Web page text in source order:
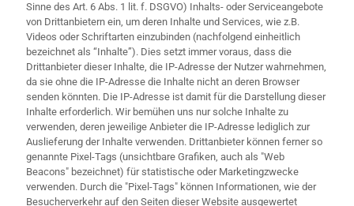
Sinne des Art. 6 Abs. 1 lit. f. DSGVO) Inhalts- oder Serviceangebote
von Drittanbietern ein, um deren Inhalte und Services, wie z.B.
Videos oder Schriftarten einzubinden (nachfolgend einheitlich
bezeichnet als “Inhalte”). Dies setzt immer voraus, dass die
Drittanbieter dieser Inhalte, die IP-Adresse der Nutzer wahrnehmen,
da sie ohne die IP-Adresse die Inhalte nicht an deren Browser
senden könnten. Die IP-Adresse ist damit für die Darstellung dieser
Inhalte erforderlich. Wir bemühen uns nur solche Inhalte zu
verwenden, deren jeweilige Anbieter die IP-Adresse lediglich zur
Auslieferung der Inhalte verwenden. Drittanbieter können ferner so
genannte Pixel-Tags (unsichtbare Grafiken, auch als "Web
Beacons" bezeichnet) für statistische oder Marketingzwecke
verwenden. Durch die "Pixel-Tags" können Informationen, wie der
Besucherverkehr auf den Seiten dieser Website ausgewertet